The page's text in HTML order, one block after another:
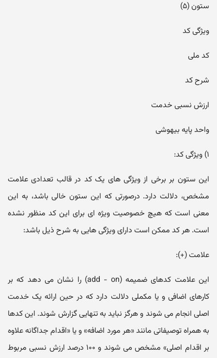
ستون (۵)
ویژگی کد
کد ملی
شرح کد
ارزش نسبی خدمت
واحد پایه بیهوشی
۱) ویژگی کد:
این ستون بر برخی از ویژگی های یک کد در قالب تعدادی علامت
مشخص، دلالت دارد. درصورتی که این ستون خالی باشد، به این
معنی است که هیچ خصوصیت ویژه ای برای این کد منظور نشده
است. هر کد ممکن است دارای ویژگی هایی به شرح ذیل باشد:
علامت (+):
این علامت کدهای ضمیمه (add - on) را نشان می دهد که بر
کارهای اضافی و یا مکملی دلالت دارد که در حین ارائه یک خدمت
اصلی انجام می شوند و هرگز نباید به تنهایی گزارش شوند. این کدها
به همراه توصیفاتی مانند «هر مورد اضافه» و یا «اقدام جداگانه علاوه
بر اقدام اصلی» مشخص می شوند و ۱۰۰ درصد ارزش نسبی مربوط